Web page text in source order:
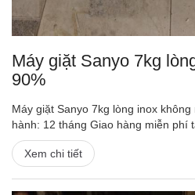
Máy giặt Sanyo 7kg
90%
Máy giặt Sanyo 7kg lòng inox
hành: 12 tháng Giao hàng miễn phí
Xem chi tiết